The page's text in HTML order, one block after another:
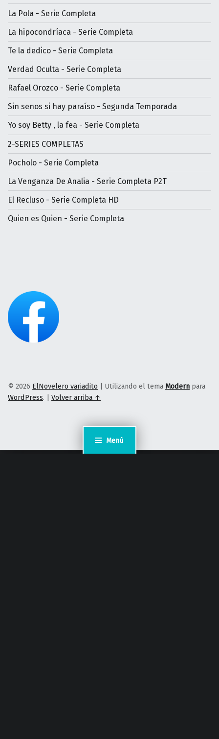
Menú
La Pola - Serie Completa
La hipocondríaca - Serie Completa
Te la dedico - Serie Completa
Verdad Oculta - Serie Completa
Rafael Orozco - Serie Completa
Sin senos si hay paraíso - Segunda Temporada
Yo soy Betty , la fea - Serie Completa
2-SERIES COMPLETAS
Pocholo - Serie Completa
La Venganza De Analia - Serie Completa P2T
El Recluso - Serie Completa HD
Quien es Quien - Serie Completa
© 2026 ElNovelero variadito | Utilizando el tema Modern para
WordPress. | Volver arriba ↑